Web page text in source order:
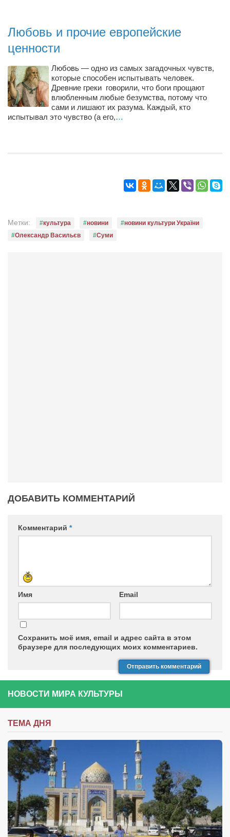
Конкурс «Колибри» 2016
Конкурс «Колибри» 2015
Конкурс «Колибри» 2014
Литературный конкурс «Я люблю Украину»
Конкурс «Колибри — детям!» 2014
Конкурс «Колибри» 2013
Любовь и прочие европейские
ценности
Любовь — одно из самых загадочных чувств,
которые способен испытывать человек.
Древние греки говорили, что боги прощают
влюбленным любые безумства, потому что
сами и лишают их разума. Каждый, кто
испытывал это чувство (а его,…
Метки: культура новини
новини культури України
Олександр Васильєв
Суми
ДОБАВИТЬ КОММЕНТАРИЙ
Комментарий *
Имя Email
Сохранить моё имя, email и адрес сайта в этом
браузере для последующих моих комментариев.
НОВОСТИ МИРА КУЛЬТУРЫ
ТЕМА ДНЯ